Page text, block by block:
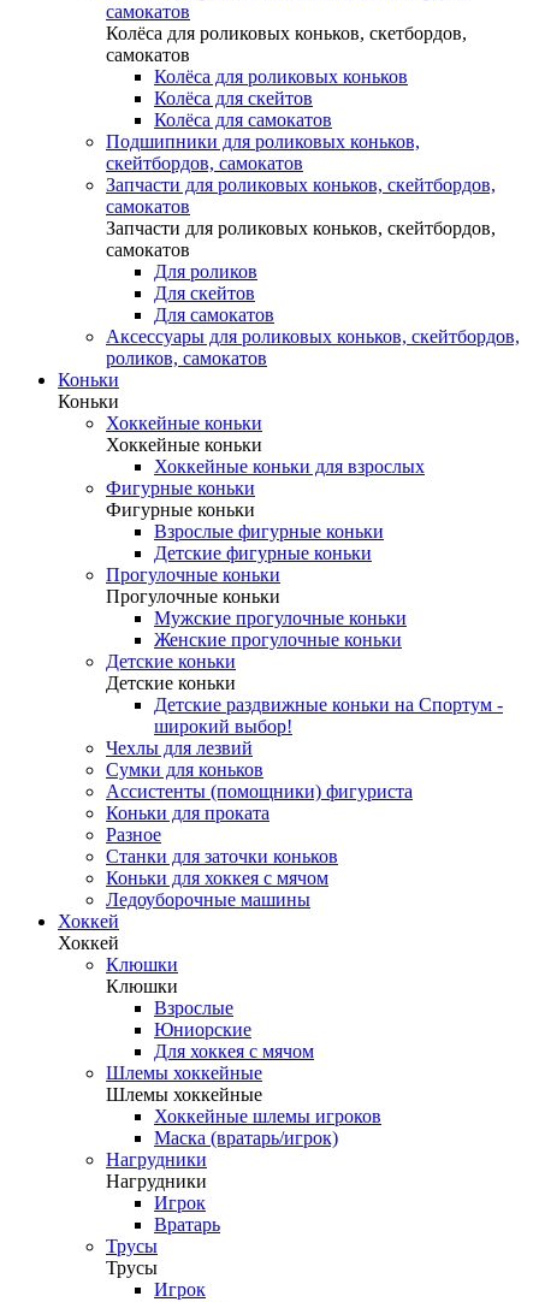
самокатов
Колёса для роликовых коньков, скетбордов,
самокатов
Колёса для роликовых коньков
Колёса для скейтов
Колёса для самокатов
Подшипники для роликовых коньков,
скейтбордов, самокатов
Запчасти для роликовых коньков, скейтбордов,
самокатов
Запчасти для роликовых коньков, скейтбордов,
самокатов
Для роликов
Для скейтов
Для самокатов
Аксессуары для роликовых коньков, скейтбордов,
роликов, самокатов
Коньки
Коньки
Хоккейные коньки
Хоккейные коньки
Хоккейные коньки для взрослых
Фигурные коньки
Фигурные коньки
Взрослые фигурные коньки
Детские фигурные коньки
Прогулочные коньки
Прогулочные коньки
Мужские прогулочные коньки
Женские прогулочные коньки
Детские коньки
Детские коньки
Детские раздвижные коньки на Спортум -
широкий выбор!
Чехлы для лезвий
Сумки для коньков
Ассистенты (помощники) фигуриста
Коньки для проката
Разное
Станки для заточки коньков
Коньки для хоккея с мячом
Ледоуборочные машины
Хоккей
Хоккей
Клюшки
Клюшки
Взрослые
Юниорские
Для хоккея с мячом
Шлемы хоккейные
Шлемы хоккейные
Хоккейные шлемы игроков
Маска (вратарь/игрок)
Нагрудники
Нагрудники
Игрок
Вратарь
Трусы
Трусы
Игрок